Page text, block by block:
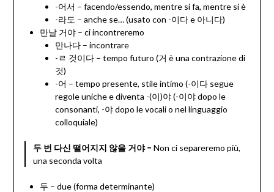
-어서 – facendo/essendo, mentre si fa, mentre si è
-라도 – anche se… (usato con -이다 e 아니다)
만날 거야 – ci incontreremo
만나다 – incontrare
-ㄹ 것이다 – tempo futuro (거 è una contrazione di
것)
-어 – tempo presente, stile intimo (-이다 segue
regole uniche e diventa -(이)야 (-이야 dopo le
consonanti, -야 dopo le vocali o nel linguaggio
colloquiale)
두 번 다신 떨어지지 않을 거야= Non ci separeremo più,
una seconda volta
두 – due (forma determinante)